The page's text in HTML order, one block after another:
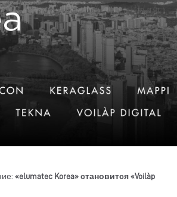
«elumatec Korea» становится «Voilàp